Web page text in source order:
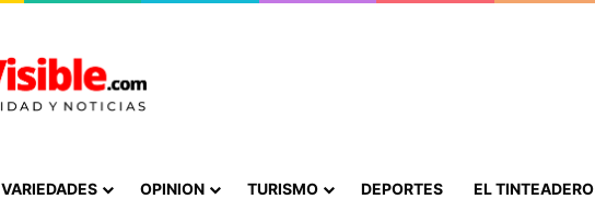
VARIEDADES OPINION TURISMO DEPORTES EL TINTEADERO